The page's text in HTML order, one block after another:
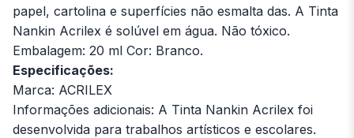
papel, cartolina e superfícies não esmalta das. A Tinta
Nankin Acrilex é solúvel em água. Não tóxico.
Embalagem: 20 ml Cor: Branco.
Especificações:
Marca: ACRILEX
Informações adicionais: A Tinta Nankin Acrilex foi
desenvolvida para trabalhos artísticos e escolares.